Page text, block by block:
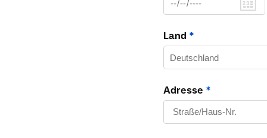
Land *
Adresse *